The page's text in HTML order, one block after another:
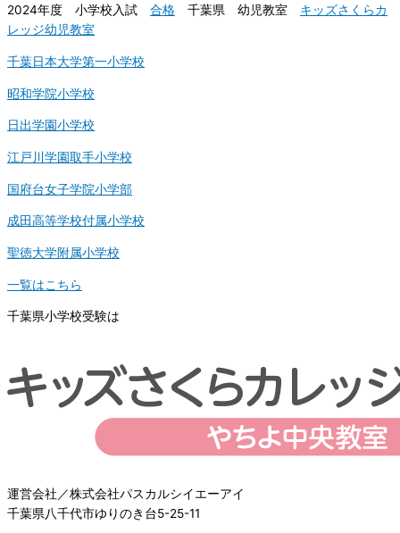
2024年度 小学校入試 合格 千葉県 幼児教室 キッズさくらカ
レッジ幼児教室
千葉日本大学第一小学校
昭和学院小学校
日出学園小学校
江戸川学園取手小学校
国府台女子学院小学部
成田高等学校付属小学校
聖徳大学附属小学校
一覧はこちら
千葉県小学校受験は
運営会社／株式会社パスカルシイエーアイ
千葉県八千代市ゆりのき台5-25-11